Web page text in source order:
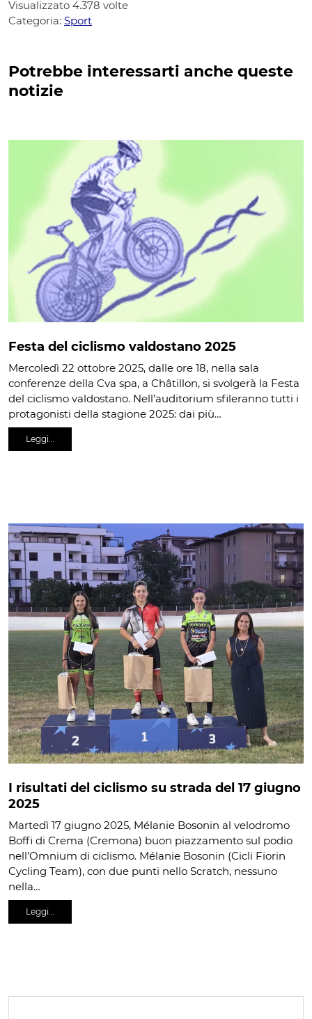
Visualizzato 4.378 volte
Categoria: Sport
Potrebbe interessarti anche queste
notizie
Festa del ciclismo valdostano 2025
Mercoledì 22 ottobre 2025, dalle ore 18, nella sala
conferenze della Cva spa, a Châtillon, si svolgerà la Festa
del ciclismo valdostano. Nell’auditorium sfileranno tutti i
protagonisti della stagione 2025: dai più…
Leggi…
I risultati del ciclismo su strada del 17 giugno
2025
Martedì 17 giugno 2025, Mélanie Bosonin al velodromo
Boffi di Crema (Cremona) buon piazzamento sul podio
nell’Omnium di ciclismo. Mélanie Bosonin (Cicli Fiorin
Cycling Team), con due punti nello Scratch, nessuno
nella…
Leggi…